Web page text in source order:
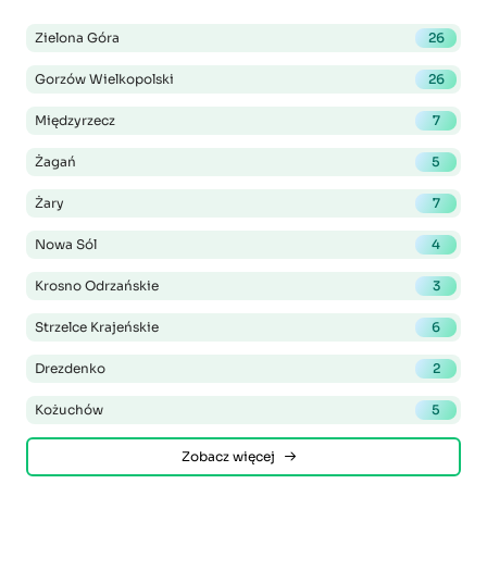
Zielona Góra 26
Gorzów Wielkopolski 26
Międzyrzecz 7
Żagań 5
Żary 7
Nowa Sól 4
Krosno Odrzańskie 3
Strzelce Krajeńskie 6
Drezdenko 2
Kożuchów 5
Zobacz więcej